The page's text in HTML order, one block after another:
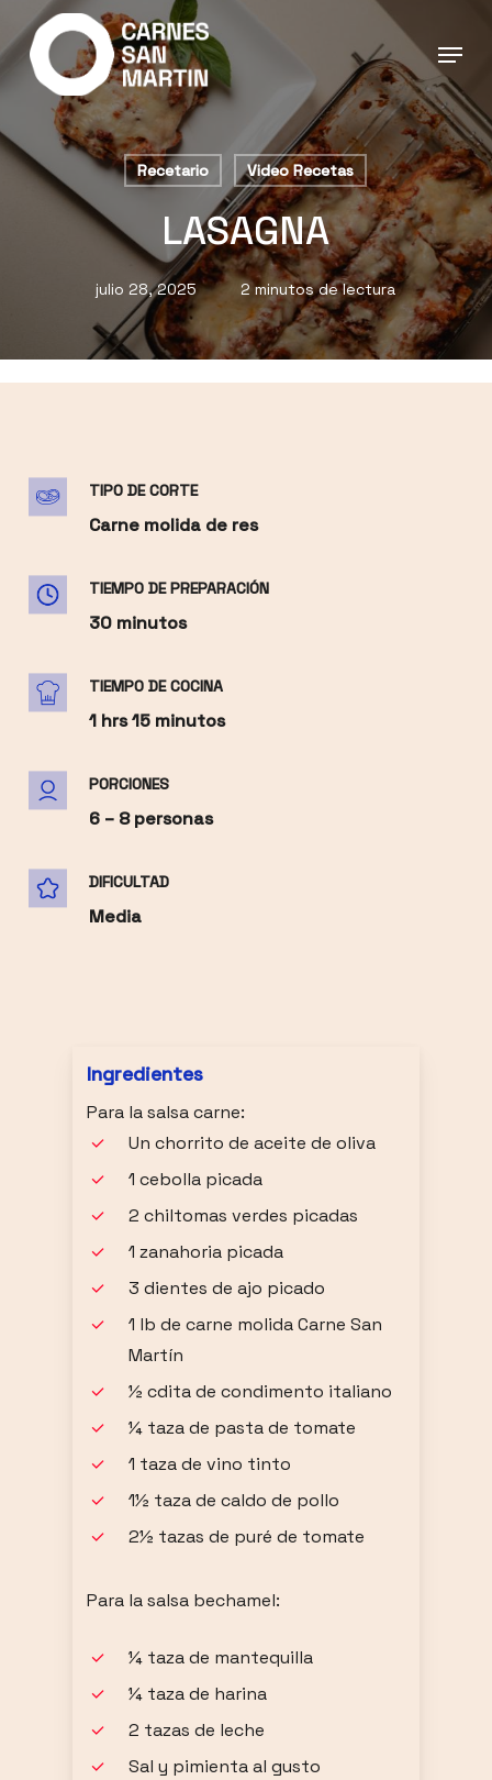
al
contenido
principal
Recetario Video Recetas
LASAGNA
julio 28, 2025 2 minutos de lectura
TIPO DE CORTE
Carne molida de res
TIEMPO DE PREPARACIÓN
30 minutos
TIEMPO DE COCINA
1 hrs 15 minutos
PORCIONES
6 – 8 personas
DIFICULTAD
Media
Ingredientes
Para la salsa carne:
Un chorrito de aceite de oliva
1 cebolla picada
2 chiltomas verdes picadas
1 zanahoria picada
3 dientes de ajo picado
1 lb de carne molida Carne San
Martín
½ cdita de condimento italiano
¼ taza de pasta de tomate
1 taza de vino tinto
1½ taza de caldo de pollo
2½ tazas de puré de tomate
Para la salsa bechamel:
¼ taza de mantequilla
¼ taza de harina
2 tazas de leche
Sal y pimienta al gusto